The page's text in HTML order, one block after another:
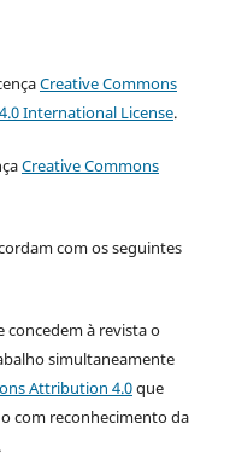
Creative Commons
International License.
Creative Commons
com os seguintes
concedem à revista o
simultaneamente
Attribution 4.0que
com reconhecimento da